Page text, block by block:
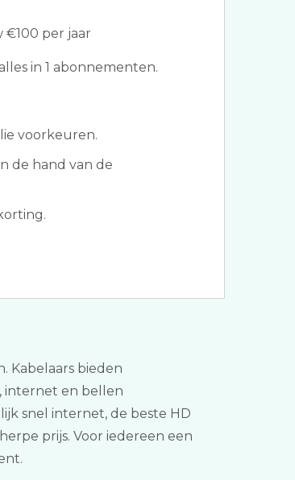
€100 per jaar
in 1 abonnementen.
voorkeuren.
de hand van de
Kabelaars bieden
internet en bellen
snel internet, de beste HD
prijs. Voor iedereen een